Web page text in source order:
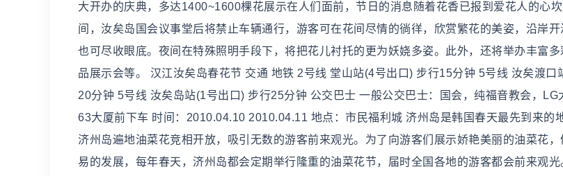
大开办的庆典，多达1400~1600棵花展示在人们面前，节日的消息随着花香已报到爱花人的心
间，汝矣岛国会议事堂后将禁止车辆通行，游客可在花间尽情的徜徉，欣赏繁花的美姿，沿岸
也可尽收眼底。夜间在特殊照明手段下，将把花儿衬托的更为妖娆多姿。此外，还将举办丰富
品展示会等。 汉江汝矣岛春花节 交通 地铁 2号线 堂山站(4号出口) 步行15分钟 5号线 汝矣渡口
20分钟 5号线 汝矣岛站(1号出口) 步行25分钟 公交巴士 一般公交巴士：国会，纯福音教会，LG
63大厦前下车 时间：2010.04.10 2010.04.11 地点：市民福利城 济州岛是韩国春天最先到来的
济州岛遍地油菜花竞相开放，吸引无数的游客前来观光。为了向游客们展示娇艳美丽的油菜花
易的发展，每年春天，济州岛都会定期举行隆重的油菜花节，届时全国各地的游客都会前来观